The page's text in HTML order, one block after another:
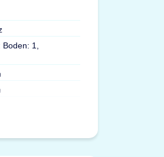
1,